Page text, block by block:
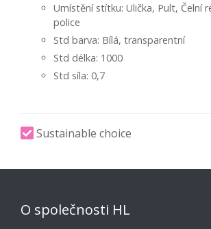
Umístění stítku: Ulička, Pult, Čelní
police
Std barva: Bílá, transparentní
Std délka: 1000
Std síla: 0,7
Sustainable choice
O společnosti HL